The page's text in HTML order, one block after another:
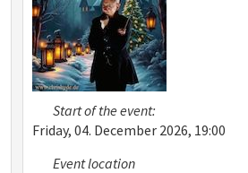
Start of the event:
Friday, 04. December 2026, 19:00
Event location